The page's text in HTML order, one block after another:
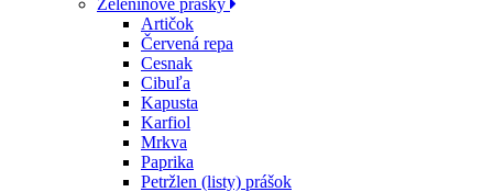
Zeleninové prášky
Artičok
Červená repa
Cesnak
Cibuľa
Kapusta
Karfiol
Mrkva
Paprika
Petržlen (listy) prášok